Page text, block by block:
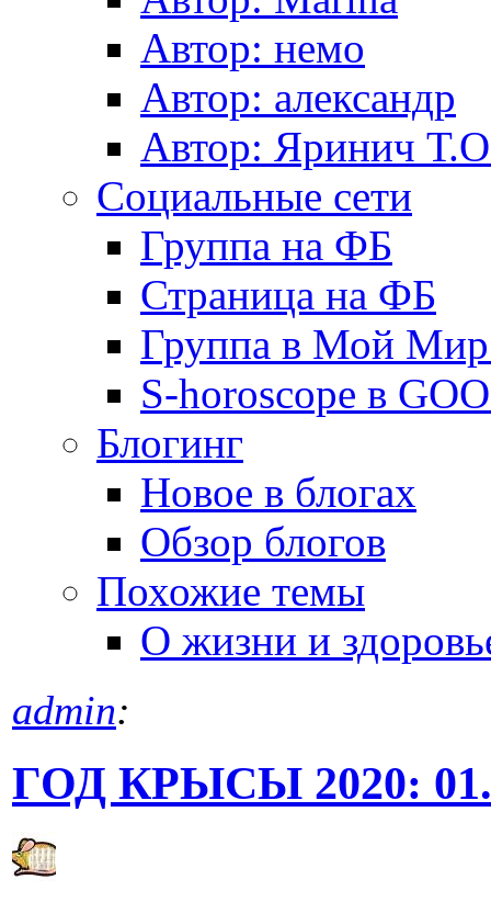
Автор: немo
Автор: александр
Автор: Яринич
Социальные сети
Группа на ФБ
Страница на ФБ
Группа в Мой
S-horoscope в
Блогинг
Новое в блогах
Обзор блогов
Похожие темы
О жизни и
admin:
ГОД КРЫСЫ 2020: